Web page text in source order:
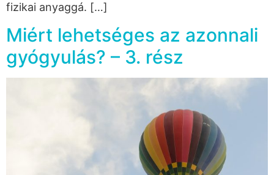
fizikai anyaggá. […]
Miért lehetséges az azonnali
gyógyulás? – 3. rész